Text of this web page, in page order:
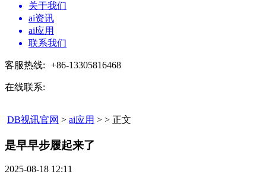
关于我们
ai资讯
ai应用
联系我们
客服热线: +86-13305816468
在线联系:
DB视讯官网 > ai应用 > > 正文
是早早步履起来了​
2025-08-18 12:11